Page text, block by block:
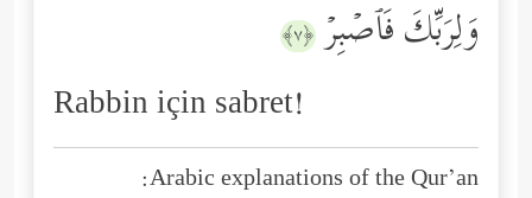
وَلِرَبِّكَ فَٱصۡبِرۡ ﴿٧﴾
Rabbin için sabret!
Arabic explanations of the Qur’an: